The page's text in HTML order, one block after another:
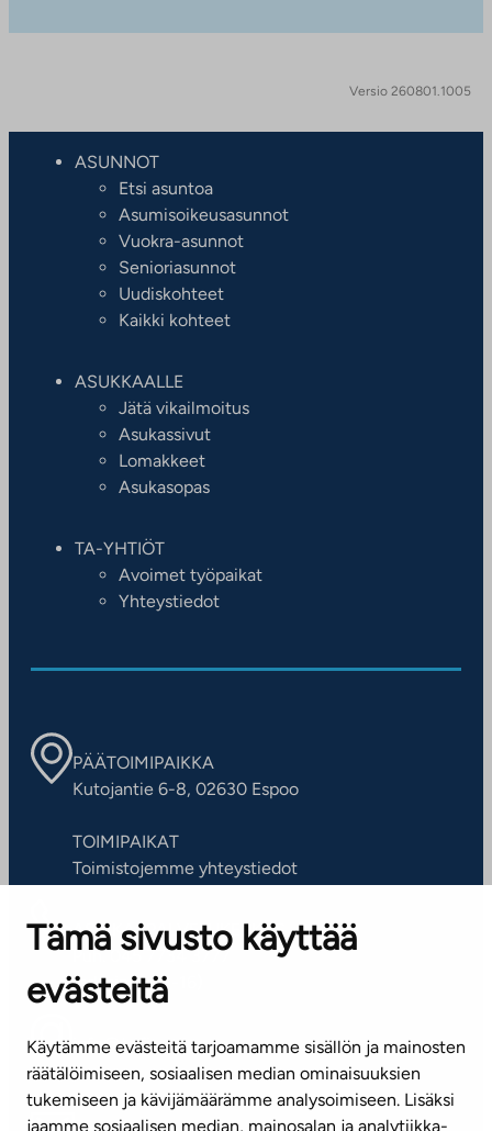
Tämä sivusto käyttää
evästeitä
Käytämme evästeitä tarjoamamme sisällön ja mainosten
räätälöimiseen, sosiaalisen median ominaisuuksien
tukemiseen ja kävijämäärämme analysoimiseen. Lisäksi
jaamme sosiaalisen median, mainosalan ja analytiikka-
Versio 260801.1005
ASUNNOT
Etsi asuntoa
Asumisoikeusasunnot
Vuokra-asunnot
Senioriasunnot
Uudiskohteet
Kaikki kohteet
ASUKKAALLE
Jätä vikailmoitus
Asukassivut
Lomakkeet
Asukasopas
TA-YHTIÖT
Avoimet työpaikat
Yhteystiedot
PÄÄTOIMIPAIKKA
Kutojantie 6-8, 02630 Espoo
TOIMIPAIKAT
Toimistojemme yhteystiedot
ASIAKASPALVELUKESKUS
Puh. 045 7734 3777
(arkisin klo 8-16)
info@ta.fi